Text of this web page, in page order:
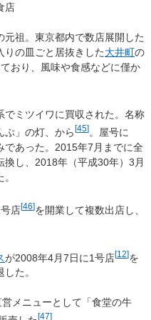
店
祖。東京都内で数店展開した
りの皿ごと居抜きした大井町の
おり、風味や食感などに僅か
でミツイワに買収された。名称
ぷ」の灯、から [45] 。屋号に
であった。2015年7月までに全
換し、2018年（平成30年）3月
店[46]を開業して複数出店し、
が2008年4月7日に1号店[12]を
た。
メニューとして「食堂の牛
[47]